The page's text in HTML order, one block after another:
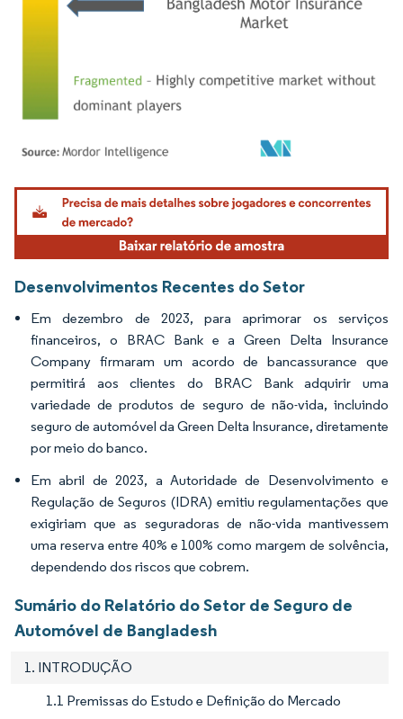
Imagem © Mordor Intelligence. O reuso requer atribuição conforme CC BY 4.0.
Desenvolvimentos Recentes do Setor
Em dezembro de 2023, para aprimorar os serviços
financeiros, o BRAC Bank e a Green Delta Insurance
Company firmaram um acordo de bancassurance que
permitirá aos clientes do BRAC Bank adquirir uma
variedade de produtos de seguro de não-vida, incluindo
seguro de automóvel da Green Delta Insurance, diretamente
por meio do banco.
Em abril de 2023, a Autoridade de Desenvolvimento e
Regulação de Seguros (IDRA) emitiu regulamentações que
exigiriam que as seguradoras de não-vida mantivessem
uma reserva entre 40% e 100% como margem de solvência,
dependendo dos riscos que cobrem.
Sumário do Relatório do Setor de Seguro de
Automóvel de Bangladesh
1. INTRODUÇÃO
1.1 Premissas do Estudo e Definição do Mercado